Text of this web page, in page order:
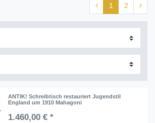
1 2
ANTIK! Schreibtisch restauriert Jugendstil
England um 1910 Mahagoni
1.460,00 € *